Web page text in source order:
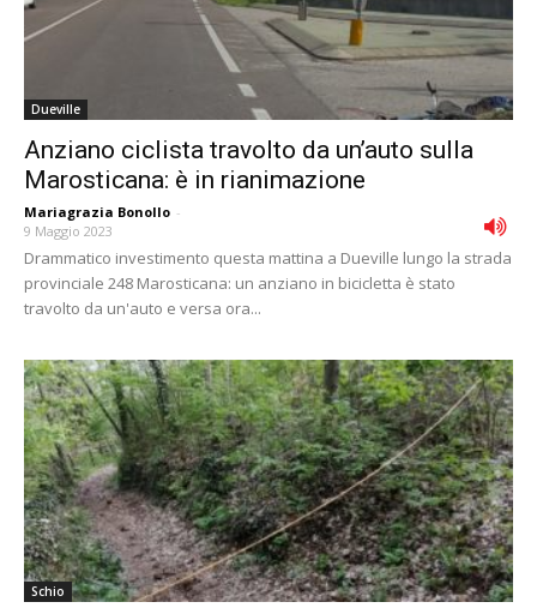
Dueville
Anziano ciclista travolto da un’auto sulla
Marosticana: è in rianimazione
Mariagrazia Bonollo -
9 Maggio 2023
Drammatico investimento questa mattina a Dueville lungo la strada
provinciale 248 Marosticana: un anziano in bicicletta è stato
travolto da un'auto e versa ora...
Schio